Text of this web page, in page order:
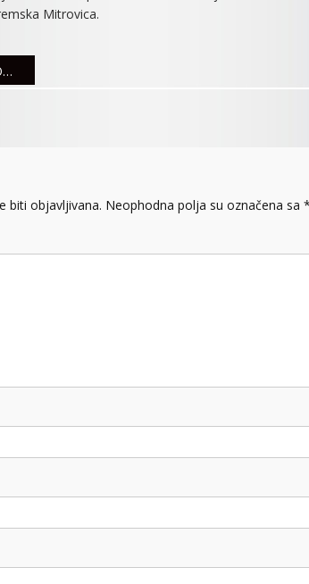
Mitrovica.
biti objavljivana. Neophodna polja su označena sa *